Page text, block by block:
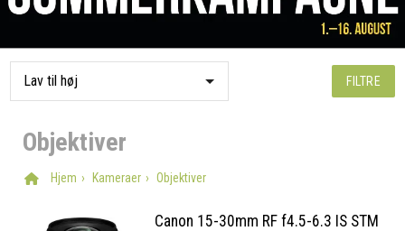
FILTRE
Objektiver
Hjem Kameraer Objektiver
Canon 15-30mm RF f4.5-6.3 IS STM